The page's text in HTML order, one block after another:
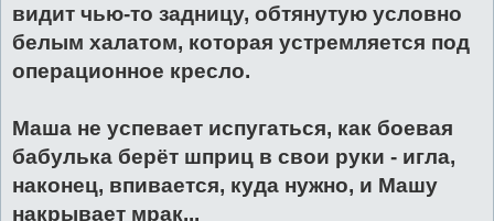
видит чью-то задницу, обтянутую условно
белым халатом, которая устремляется под
операционное кресло.
Маша не успевает испугаться, как боевая
бабулька берёт шприц в свои руки - игла,
наконец, впивается, куда нужно, и Машу
накрывает мрак...